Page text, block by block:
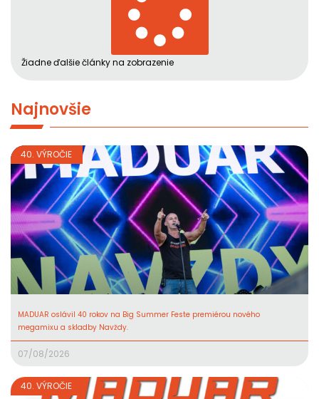
Žiadne ďalšie články na zobrazenie
Najnovšie
40. VÝROČIE
MADUAR oslávil 40 rokov na Big Summer Feste premiérou nového
megamixu a skladby Navždy.
07/08/2026
40. VÝROČIE